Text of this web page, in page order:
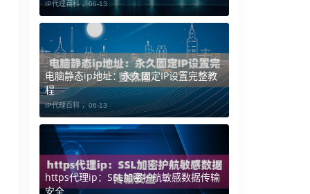
IP代理百科 ，06-13
电脑静态ip地址：永久固定IP设置完整教
程
IP代理百科 ，06-13
https代理ip：SSL加密护航敏感数据传输
安全